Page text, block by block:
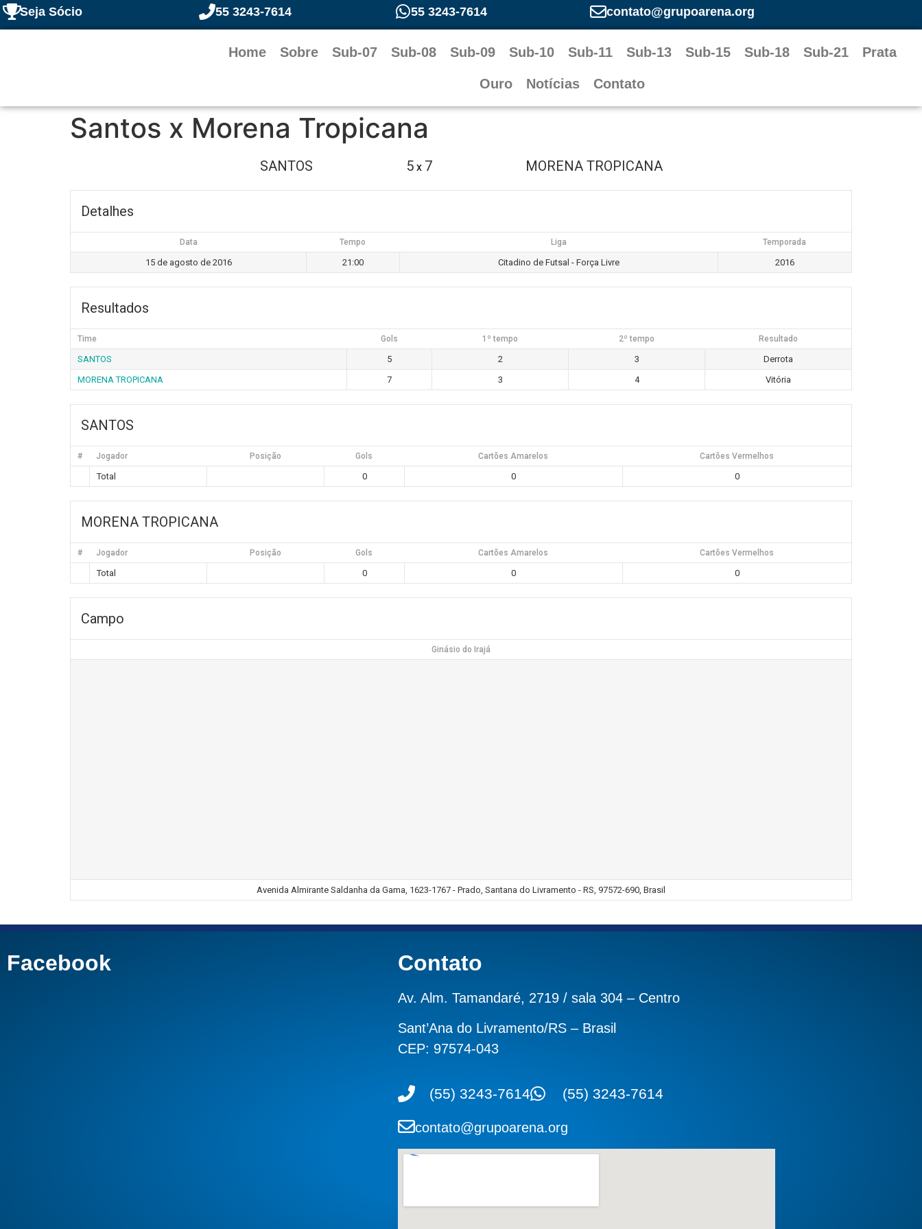
Seja Sócio 55 3243-7614 55 3243-7614 contato@grupoarena.org
Home Sobre Sub-07 Sub-08 Sub-09 Sub-10 Sub-11 Sub-13 Sub-15 Sub-18 Sub-21 Prata
Ouro Notícias Contato
Santos x Morena Tropicana
SANTOS 5x 7 MORENA TROPICANA
Detalhes
Data Tempo Liga Temporada
15 de agosto de 2016 21:00 Citadino de Futsal - Força Livre 2016
Resultados
Time Gols 1º tempo 2º tempo Resultado
SANTOS 5 2 3
Derrota
MORENA TROPICANA
7 3 4 Vitória
SANTOS
# Jogador Posição Gols Cartões Amarelos Cartões Vermelhos
Total 0 0 0
MORENA TROPICANA
# Jogador Posição Gols Cartões Amarelos Cartões Vermelhos
Total 0 0 0
Campo
Ginásio do Irajá
Avenida Almirante Saldanha da Gama, 1623-1767 - Prado, Santana do Livramento - RS, 97572-690, Brasil
Facebook Contato
Av. Alm. Tamandaré, 2719 / sala 304 – Centro
Sant’Ana do Livramento/RS – Brasil
CEP: 97574-043
(55) 3243-7614 (55) 3243-7614
contato@grupoarena.org